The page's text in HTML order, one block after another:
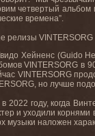
четвертый
времена”.
Хейненс (Guido
VINTERSORG в
VINTERSORG
но лучше
2022 году, когда
и уходили
музыки наложен